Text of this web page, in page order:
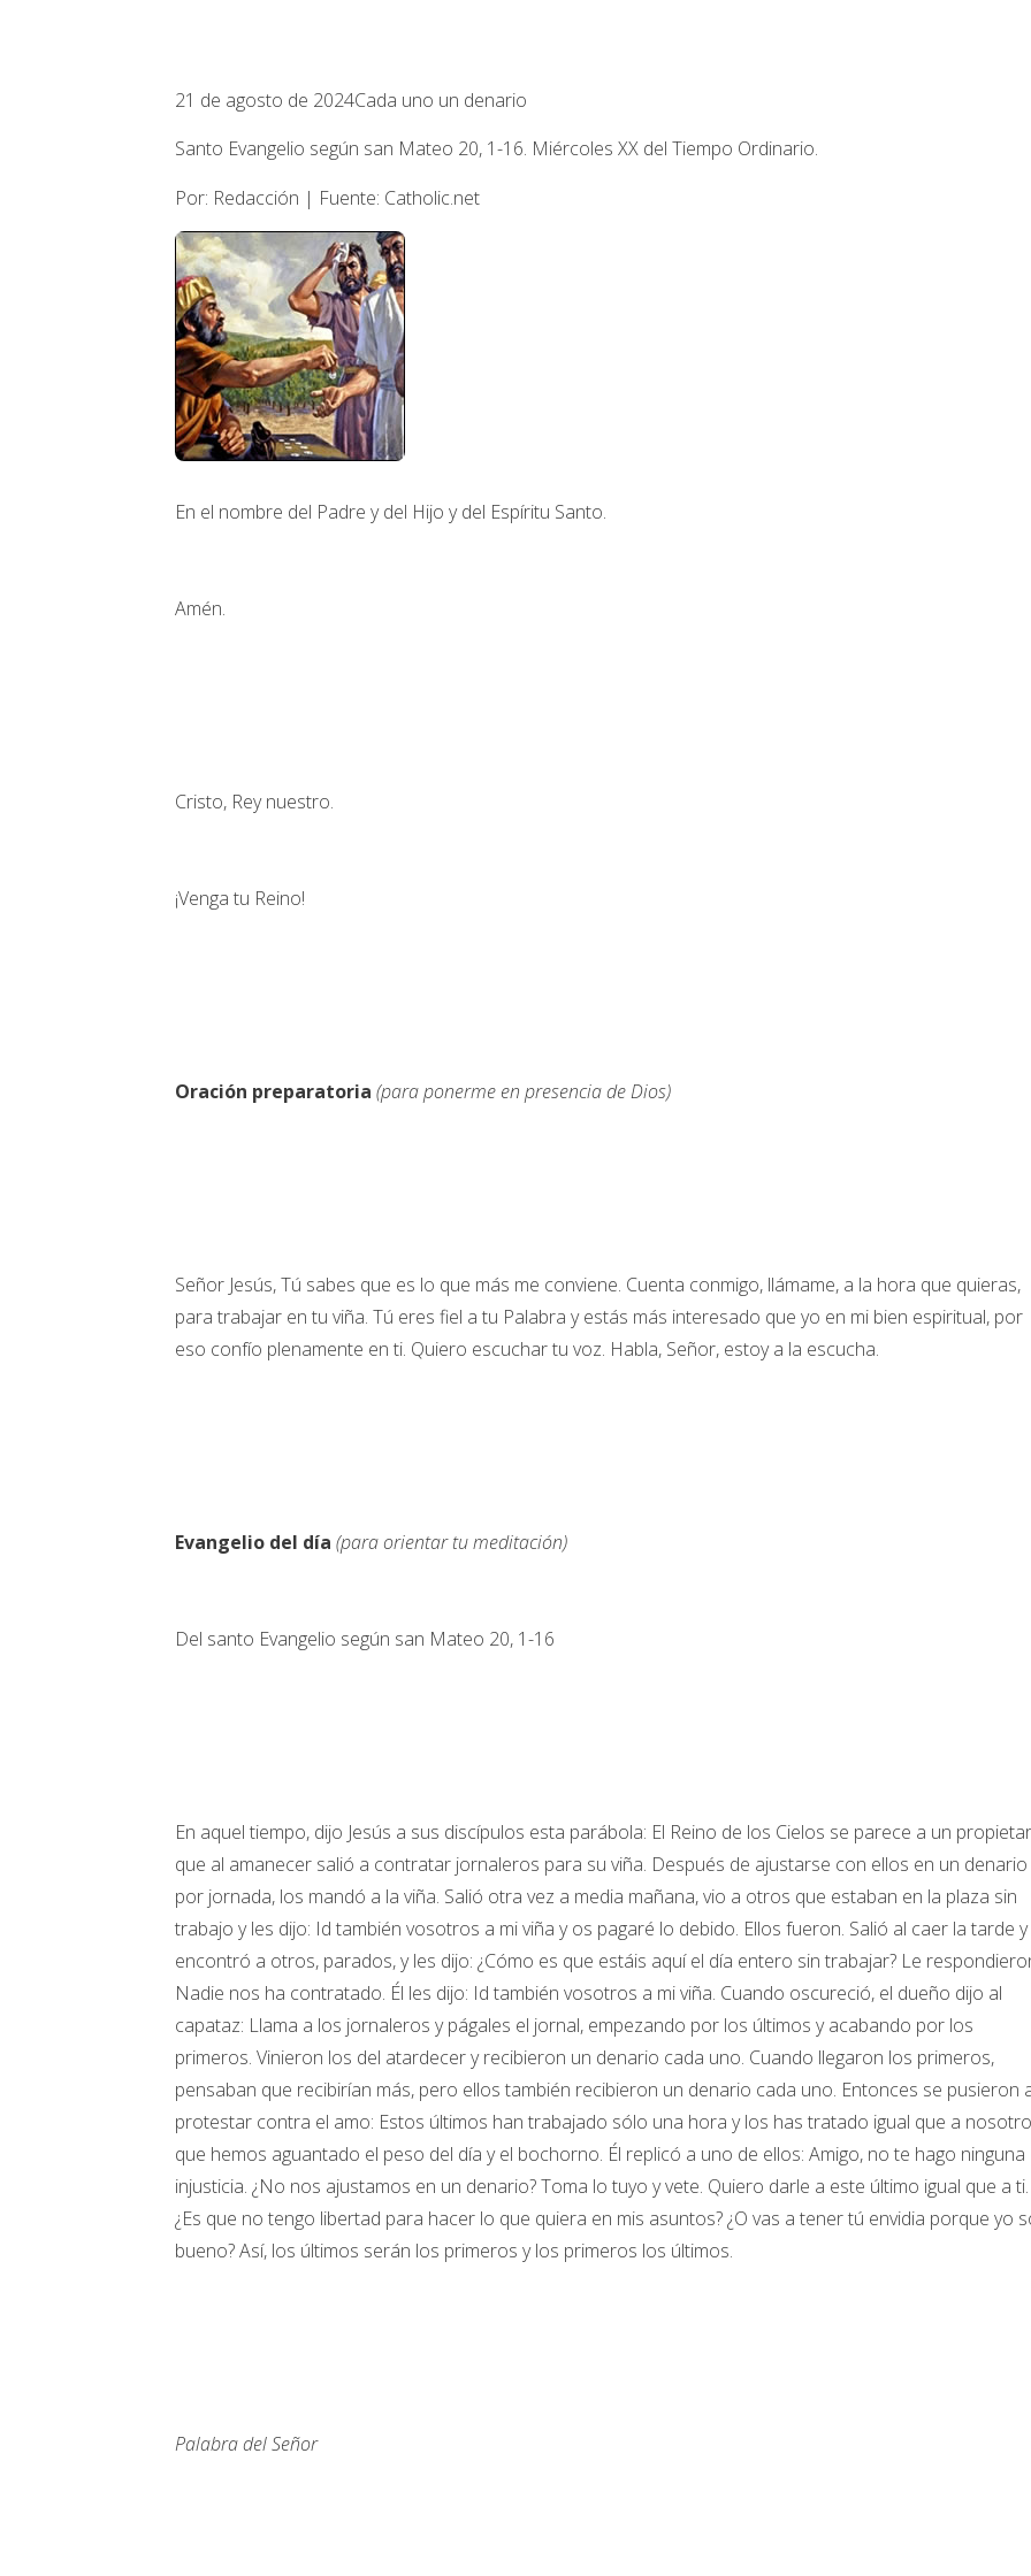
21 de agosto de 2024Cada uno un denario
Santo Evangelio según san Mateo 20, 1-16. Miércoles XX del Tiempo Ordinario.
Por: Redacción | Fuente: Catholic.net
En el nombre del Padre y del Hijo y del Espíritu Santo.
Amén.
Cristo, Rey nuestro.
¡Venga tu Reino!
Oración preparatoria (para ponerme en presencia de Dios)
Señor Jesús, Tú sabes que es lo que más me conviene. Cuenta conmigo, llámame, a la hora que quieras,
para trabajar en tu viña. Tú eres fiel a tu Palabra y estás más interesado que yo en mi bien espiritual, por
eso confío plenamente en ti. Quiero escuchar tu voz. Habla, Señor, estoy a la escucha.
Evangelio del día (para orientar tu meditación)
Del santo Evangelio según san Mateo 20, 1-16
En aquel tiempo, dijo Jesús a sus discípulos esta parábola: El Reino de los Cielos se parece a un
que al amanecer salió a contratar jornaleros para su viña. Después de ajustarse con ellos en un denario
por jornada, los mandó a la viña. Salió otra vez a media mañana, vio a otros que estaban en la plaza sin
trabajo y les dijo: Id también vosotros a mi viña y os pagaré lo debido. Ellos fueron. Salió al caer la tarde y
encontró a otros, parados, y les dijo: ¿Cómo es que estáis aquí el día entero sin trabajar? Le
Nadie nos ha contratado. Él les dijo: Id también vosotros a mi viña. Cuando oscureció, el dueño dijo al
capataz: Llama a los jornaleros y págales el jornal, empezando por los últimos y acabando por los
primeros. Vinieron los del atardecer y recibieron un denario cada uno. Cuando llegaron los primeros,
pensaban que recibirían más, pero ellos también recibieron un denario cada uno. Entonces se pusieron
protestar contra el amo: Estos últimos han trabajado sólo una hora y los has tratado igual que a
que hemos aguantado el peso del día y el bochorno. Él replicó a uno de ellos: Amigo, no te hago ninguna
injusticia. ¿No nos ajustamos en un denario? Toma lo tuyo y vete. Quiero darle a este último igual que a ti.
¿Es que no tengo libertad para hacer lo que quiera en mis asuntos? ¿O vas a tener tú envidia porque yo
bueno? Así, los últimos serán los primeros y los primeros los últimos.
Palabra del Señor